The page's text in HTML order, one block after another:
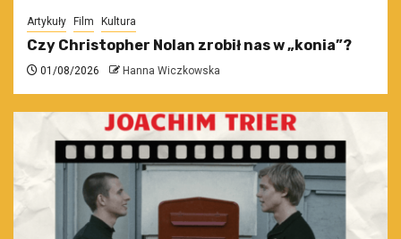
Artykuły Film Kultura
Czy Christopher Nolan zrobił nas w „konia”?
01/08/2026 Hanna Wiczkowska